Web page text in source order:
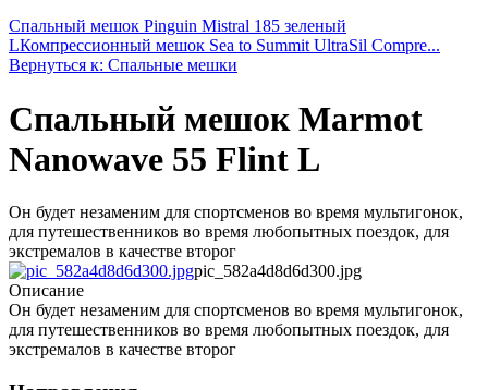
Спальный мешок Pinguin Mistral 185 зеленый
LКомпрессионный мешок Sea to Summit UltraSil Compre...
Вернуться к: Спальные мешки
Спальный мешок Marmot
Nanowave 55 Flint L
Он будет незаменим для спортсменов во время мультигонок,
для путешественников во время любопытных поездок, для
экстремалов в качестве второг
pic_582a4d8d6d300.jpg
Описание
Он будет незаменим для спортсменов во время мультигонок,
для путешественников во время любопытных поездок, для
экстремалов в качестве второг